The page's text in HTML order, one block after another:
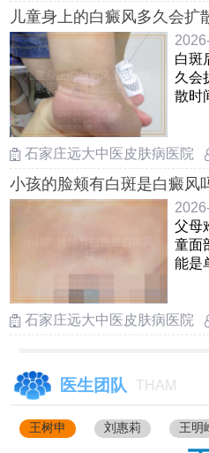
儿童身上的白癜风多久会扩
白斑
久会
散时
石家庄远大中医皮肤病医院
小孩的脸颊有白斑是白癜风
父母
童面
能是
石家庄远大中医皮肤病医院
医生团队 THAM
王树申 刘惠莉 王明